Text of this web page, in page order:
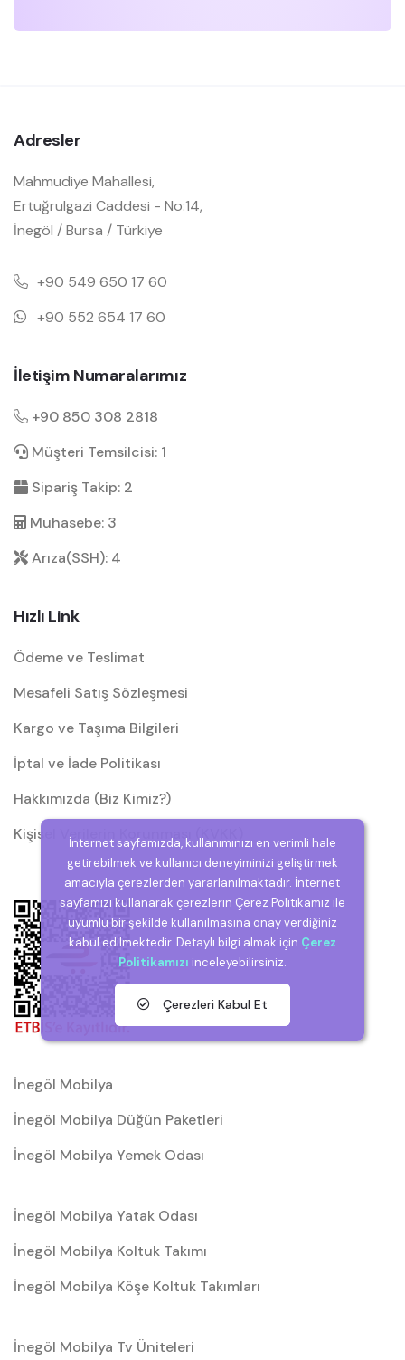
Adresler
Mahmudiye Mahallesi,
Ertuğrulgazi Caddesi - No:14,
İnegöl / Bursa / Türkiye
+90 549 650 17 60
+90 552 654 17 60
İletişim Numaralarımız
+90 850 308 2818
Müşteri Temsilcisi: 1
Sipariş Takip: 2
Muhasebe: 3
Arıza(SSH): 4
Hızlı Link
Ödeme ve Teslimat
Mesafeli Satış Sözleşmesi
Kargo ve Taşıma Bilgileri
İptal ve İade Politikası
Hakkımızda (Biz Kimiz?)
Kişisel Verilerin Korunması (KVKK)
İnegöl Mobilya
İnegöl Mobilya Düğün Paketleri
İnegöl Mobilya Yemek Odası
İnegöl Mobilya Yatak Odası
İnegöl Mobilya Koltuk Takımı
İnegöl Mobilya Köşe Koltuk Takımları
İnegöl Mobilya Tv Üniteleri
İnternet sayfamızda, kullanımınızı en verimli hale
getirebilmek ve kullanıcı deneyiminizi geliştirmek
amacıyla çerezlerden yararlanılmaktadır. İnternet
sayfamızı kullanarak çerezlerin Çerez Politikamız ile
uyumlu bir şekilde kullanılmasına onay verdiğiniz
kabul edilmektedir. Detaylı bilgi almak için Çerez
Politikamızı inceleyebilirsiniz.
Çerezleri Kabul Et